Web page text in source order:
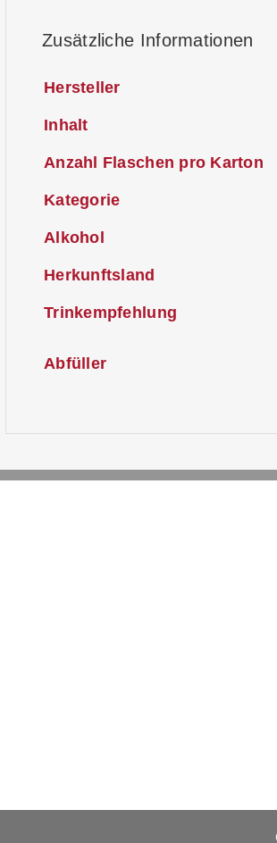
Zusätzliche Informationen
Hersteller
Inhalt
Anzahl Flaschen pro Karton
Kategorie
Alkohol
Herkunftsland
Trinkempfehlung
Abfüller